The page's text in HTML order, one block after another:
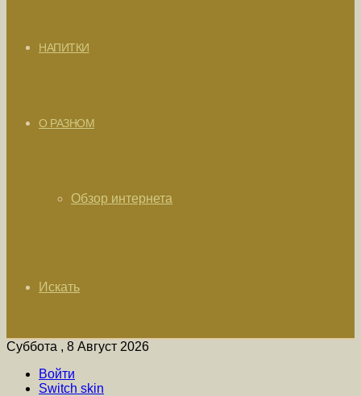
НАПИТКИ
О РАЗНОМ
Обзор интернета
Искать
Суббота , 8 Август 2026
Войти
Switch skin